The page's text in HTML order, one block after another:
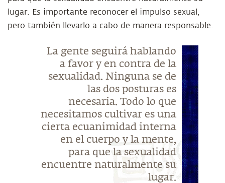
lugar. Es importante reconocer el impulso sexual,
pero también llevarlo a cabo de manera responsable.
La gente seguirá hablando
a favor y en contra de la
sexualidad. Ninguna se de
las dos posturas es
necesaria. Todo lo que
necesitamos cultivar es una
cierta ecuanimidad interna
en el cuerpo y la mente,
para que la sexualidad
encuentre naturalmente su
lugar.